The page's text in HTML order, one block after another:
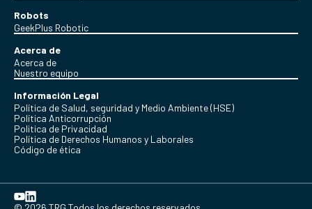
Robots
GeekPlus Robotic
Acerca de
Acerca de
Nuestro equipo
Información Legal
Política de Salud, seguridad y Medio Ambiente (HSE)
Política Anticorrupción
Politica de Privacidad
Política de Derechos Humanos y Laborales
Código de ética